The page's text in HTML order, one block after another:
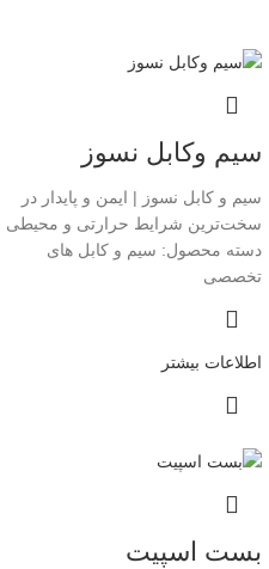
سیم وکابل نسوز
سیم و کابل نسوز | ایمن و پایدار در
سخت‌ترین شرایط حرارتی و محیطی
دسته محصول: سیم و کابل های
تخصصی
اطلاعات بیشتر
بست اسپیت